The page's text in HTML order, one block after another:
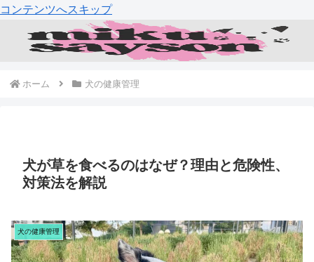
コンテンツへスキップ
ホーム 犬の健康管理
犬が草を食べるのはなぜ？理由と危険性、
対策法を解説
犬の健康管理